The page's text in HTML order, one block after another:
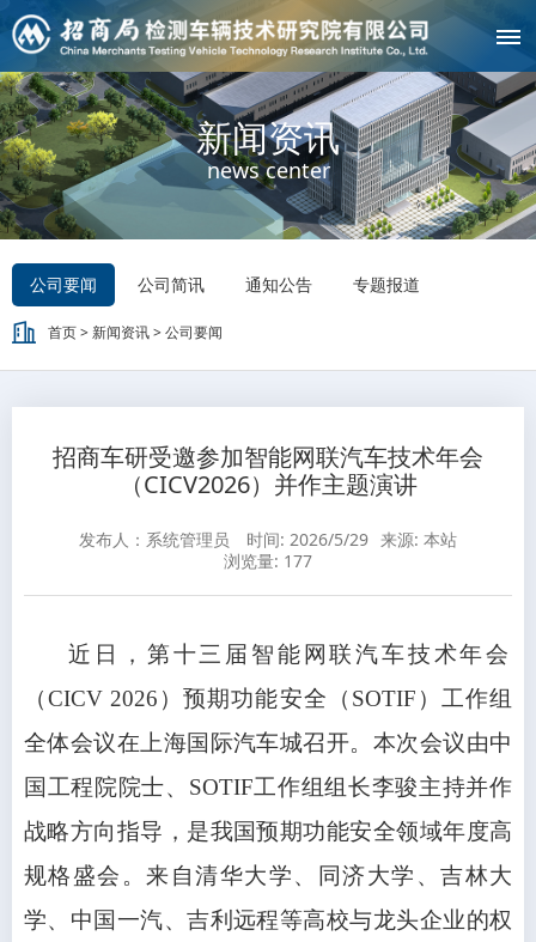
新闻资讯
news center
公司要闻 公司简讯 通知公告 专题报道
首页>新闻资讯>公司要闻
招商车研受邀参加智能网联汽车技术年会
（CICV2026）并作主题演讲
发布人：系统管理员 时间: 2026/5/29 来源: 本站
浏览量: 177
近日，第十三届智能网联汽车技术年会
（CICV 2026）预期功能安全（SOTIF）工作组
全体会议在上海国际汽车城召开。本次会议由中
国工程院院士、SOTIF工作组组长李骏主持并作
战略方向指导，是我国预期功能安全领域年度高
规格盛会。来自清华大学、同济大学、吉林大
学、中国一汽、吉利远程等高校与龙头企业的权